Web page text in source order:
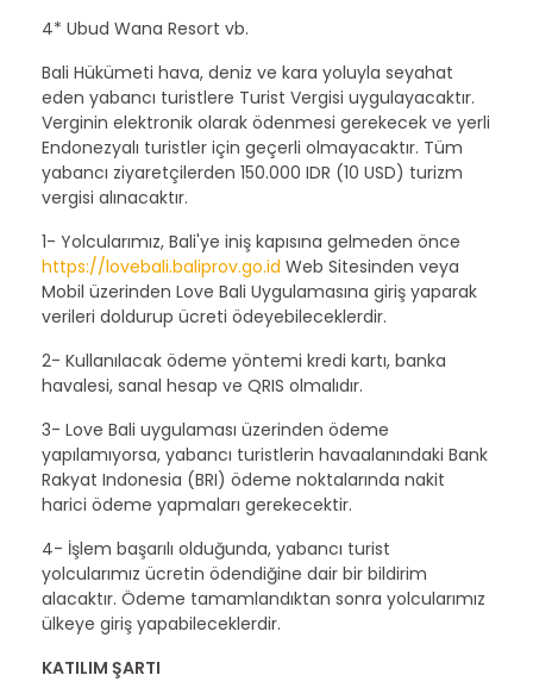
4* Ubud Wana Resort vb.
Bali Hükümeti hava, deniz ve kara yoluyla seyahat
eden yabancı turistlere Turist Vergisi uygulayacaktır.
Verginin elektronik olarak ödenmesi gerekecek ve yerli
Endonezyalı turistler için geçerli olmayacaktır. Tüm
yabancı ziyaretçilerden 150.000 IDR (10 USD) turizm
vergisi alınacaktır.
1- Yolcularımız, Bali'ye iniş kapısına gelmeden önce
https://lovebali.baliprov.go.id Web Sitesinden veya
Mobil üzerinden Love Bali Uygulamasına giriş yaparak
verileri doldurup ücreti ödeyebileceklerdir.
2- Kullanılacak ödeme yöntemi kredi kartı, banka
havalesi, sanal hesap ve QRIS olmalıdır.
3- Love Bali uygulaması üzerinden ödeme
yapılamıyorsa, yabancı turistlerin havaalanındaki Bank
Rakyat Indonesia (BRI) ödeme noktalarında nakit
harici ödeme yapmaları gerekecektir.
4- İşlem başarılı olduğunda, yabancı turist
yolcularımız ücretin ödendiğine dair bir bildirim
alacaktır. Ödeme tamamlandıktan sonra yolcularımız
ülkeye giriş yapabileceklerdir.
KATILIM ŞARTI